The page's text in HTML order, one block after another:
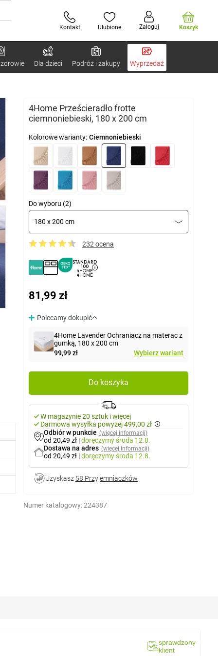
Kontakt Ulubione Zaloguj Koszyk
Dla dzieci Podróż i zakupy Wyprzedaż
4Home Prześcieradło frotte
ciemnoniebieski, 180 x 200 cm
Kolorowe warianty: Ciemnoniebieski
Do wyboru (2)
180 x 200 cm
232 ocena
STANDARD
100
4HOME
4HOME
81,99 zł
Polecamy dokupić
4Home Lavender Ochraniacz na materac z
gumką, 180 x 200 cm
99,99 zł
Wybierz wariant
Do koszyka
W magazynie 20 sztuk i więcej
Darmowa wysyłka powyżej 499,00 zł
Odbiór w punkcie (więcej informacji)
od 20,49 zł |doręczymyśroda 12.8.
Dostawa na adres (więcej informacji)
od 20,49 zł |doręczymyśroda 12.8.
Uzyskasz 58 Przyjemniaczków
Numer katalogowy:224387
sprawdzony
klient